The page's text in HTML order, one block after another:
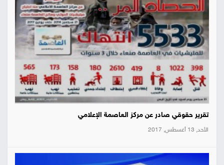
تقرير حقوقي صادر عن مركز العاصمة الإعلامي
الأحد, 13 أغسطس, 2017